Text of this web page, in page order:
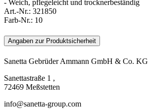
- Weich, pflegeleicht und trocknerbeständig
Art.-Nr.: 321850
Farb-Nr.: 10
Angaben zur Produktsicherheit
Sanetta Gebrüder Ammann GmbH & Co. KG
Sanettastraße 1 ,
72469 Meßstetten
info@sanetta-group.com